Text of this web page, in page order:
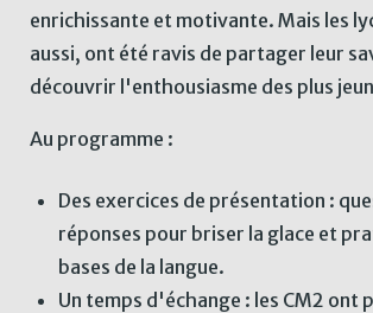
enrichissante et motivante. Mais les
aussi, ont été ravis de partager leur
découvrir l'enthousiasme des plus
Au programme :
Des exercices de présentation :
réponses pour briser la glace et
bases de la langue.
Un temps d'échange : les CM2 ont